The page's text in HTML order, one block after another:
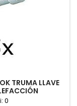
TRUMA LLAVE
0